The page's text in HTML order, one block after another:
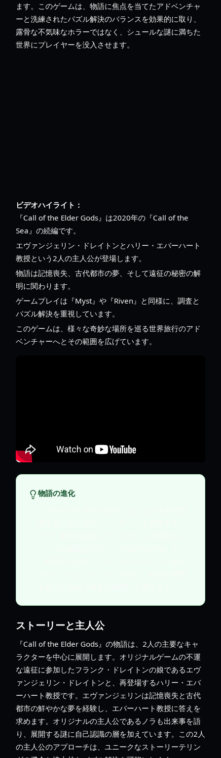
ます。このゲームは、物語に焦点を当てたアドベンチャ
ーと洗練されたパズル解決のバランスを効果的に取り、
露骨な不気味なホラーではなく、シュールな謎に満ちた
世界にプレイヤーを没入させます。
ビデオハイライト：
『Call of the Elder Gods』は2020年の『Call of the
Sea』の続編です。
エヴァンジェリン・ドレイトンとハリー・エバーハート
教授という2人の主人公が登場します。
物語は記憶喪失、古代都市の夢、そして遠征の秘密の解
明に関わります。
ゲームプレイは『Myst』や『Riven』と同様に、調査と
パズル解決を重視しています。
このゲームは、様々な奇妙な場所を巡る世界旅行のアド
ベンチャーへとその範囲を広げています。
物語の進化
ストーリーと主人公
『Call of the Elder Gods』の物語は、2人の主要なキャ
ラクターを中心に展開します。オリジナルゲームの不運
な遠征に参加したフランク・ドレイトンの娘であるエヴ
ァンジェリン・ドレイトンと、再登場するハリー・エバ
ーハート教授です。エヴァンジェリンは記憶喪失と古代
都市の鮮やかな夢を経験し、エバーハート教授に答えを
求めます。オリジナルの主人公であるノラも出来事を語
り、展開する謎に自己認識の層を加えています。この2人
の主人公のアプローチは、ユニークなストーリーテリン